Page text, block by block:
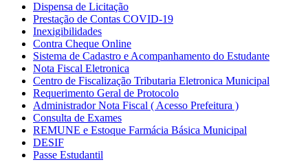
Dispensa de Licitação
Prestação de Contas COVID-19
Inexigibilidades
Contra Cheque Online
Sistema de Cadastro e Acompanhamento do Estudante
Nota Fiscal Eletronica
Centro de Fiscalização Tributaria Eletronica Municipal
Requerimento Geral de Protocolo
Administrador Nota Fiscal ( Acesso Prefeitura )
Consulta de Exames
REMUNE e Estoque Farmácia Básica Municipal
DESIF
Passe Estudantil